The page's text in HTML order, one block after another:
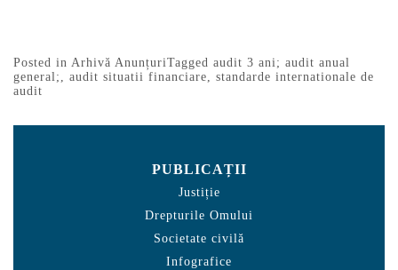
Posted in Arhivă AnunțuriTagged audit 3 ani; audit anual
general; , audit situatii financiare, standarde internationale de
audit
PUBLICAȚII
Justiție
Drepturile Omului
Societate civilă
Infografice